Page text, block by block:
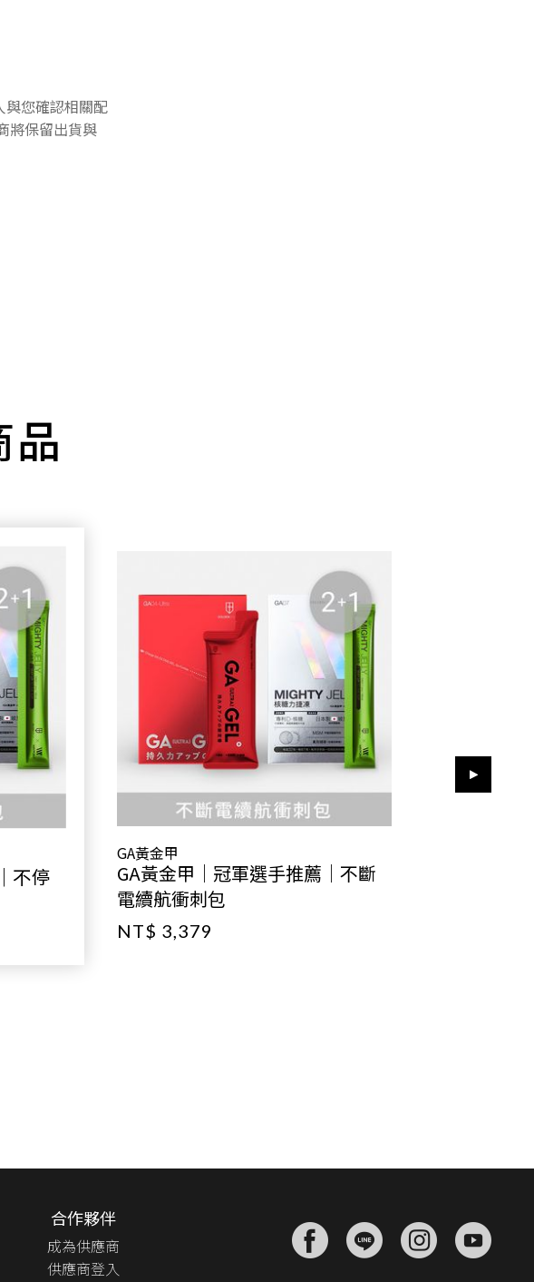
與您確認相關配
將保留出貨與
品
不停
GA黃金甲
GA黃金甲｜冠軍選手推薦｜不斷
電續航衝刺包
NT$ 3,379
合作夥伴
成為供應商
供應商登入